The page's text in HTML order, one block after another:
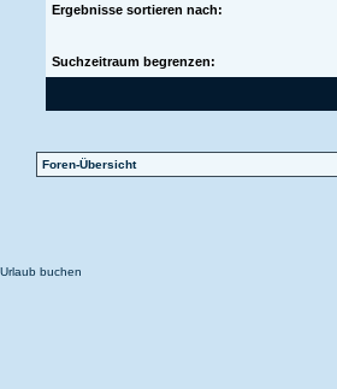
Ergebnisse sortieren nach:
Suchzeitraum begrenzen:
Foren-Übersicht
Urlaub buchen